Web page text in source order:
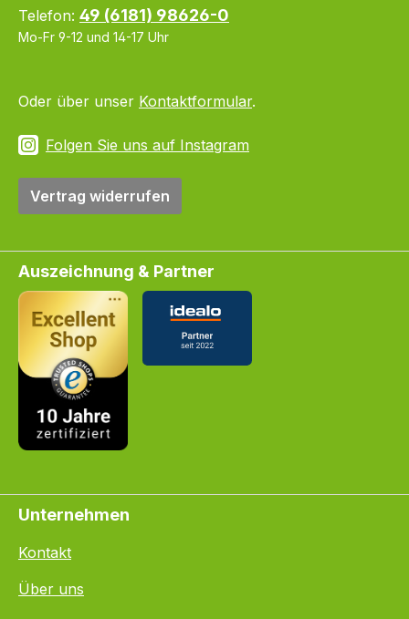
Telefon: 49 (6181) 98626-0
Mo-Fr 9-12 und 14-17 Uhr
Oder über unser Kontaktformular.
Folgen Sie uns auf Instagram
Vertrag widerrufen
Auszeichnung & Partner
Unternehmen
Kontakt
Über uns